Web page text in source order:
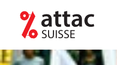
contenu